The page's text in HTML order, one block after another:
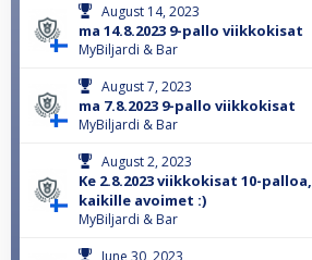
August 14, 2023
ma 14.8.2023 9-pallo viikkokisat
MyBiljardi & Bar
August 7, 2023
ma 7.8.2023 9-pallo viikkokisat
MyBiljardi & Bar
August 2, 2023
Ke 2.8.2023 viikkokisat 10-palloa,
kaikille avoimet :)
MyBiljardi & Bar
June 30, 2023